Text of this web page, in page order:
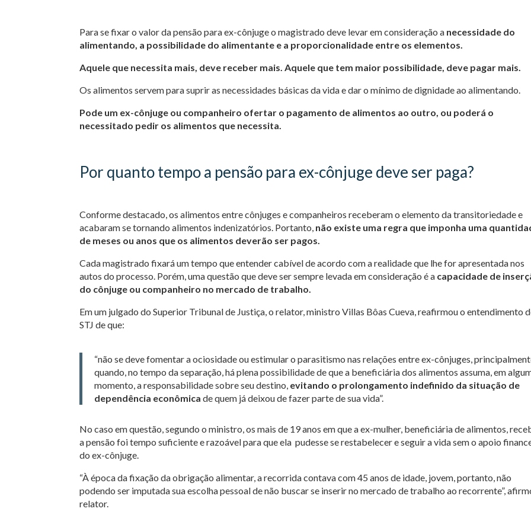
Para se fixar o valor da pensão para ex-cônjuge o magistrado deve levar em consideração a necessidade do
alimentando, a possibilidade do alimentante e a proporcionalidade entre os elementos.
Aquele que necessita mais, deve receber mais. Aquele que tem maior possibilidade, deve pagar mais.
Os alimentos servem para suprir as necessidades básicas da vida e dar o mínimo de dignidade ao alimentando.
Pode um ex-cônjuge ou companheiro ofertar o pagamento de alimentos ao outro, ou poderá o
necessitado pedir os alimentos que necessita.
Por quanto tempo a pensão para ex-cônjuge deve ser paga?
Conforme destacado, os alimentos entre cônjuges e companheiros receberam o elemento da transitoriedade e
acabaram se tornando alimentos indenizatórios. Portanto, não existe uma regra que imponha uma
de meses ou anos que os alimentos deverão ser pagos.
Cada magistrado fixará um tempo que entender cabível de acordo com a realidade que lhe for apresentada nos
autos do processo. Porém, uma questão que deve ser sempre levada em consideração é a capacidade de
do cônjuge ou companheiro no mercado de trabalho.
Em um julgado do Superior Tribunal de Justiça, o relator, ministro Villas Bôas Cueva, reafirmou o entendimento
STJ de que:
“não se deve fomentar a ociosidade ou estimular o parasitismo nas relações entre ex-cônjuges,
quando, no tempo da separação, há plena possibilidade de que a beneficiária dos alimentos assuma, em
momento, a responsabilidade sobre seu destino, evitando o prolongamento indefinido da situação de
dependência econômica de quem já deixou de fazer parte de sua vida”.
No caso em questão, segundo o ministro, os mais de 19 anos em que a ex-mulher, beneficiária de alimentos,
a pensão foi tempo suficiente e razoável para que ela pudesse se restabelecer e seguir a vida sem o apoio
do ex-cônjuge.
“À época da fixação da obrigação alimentar, a recorrida contava com 45 anos de idade, jovem, portanto, não
podendo ser imputada sua escolha pessoal de não buscar se inserir no mercado de trabalho ao recorrente”,
relator.